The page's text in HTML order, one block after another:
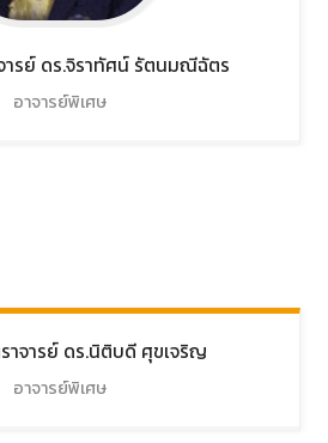
รย์ ดร.จิราทัศน์ รัตนมณีฉัตร
อาจารย์พิเศษ
าจารย์ ดร.นิติบดี ศุขเจริญ
อาจารย์พิเศษ